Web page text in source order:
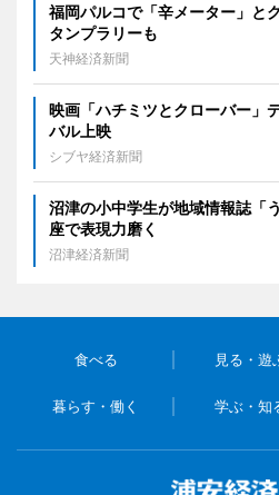
福岡パルコで「辛メーター」
タンプラリーも
天神経済新聞
映画「ハチミツとクローバー」
バル上映
シブヤ経済新聞
沼津の小中学生が地域情報誌
座で表現力磨く
沼津経済新聞
食べる 見る・遊
暮らす・働く 学ぶ・知